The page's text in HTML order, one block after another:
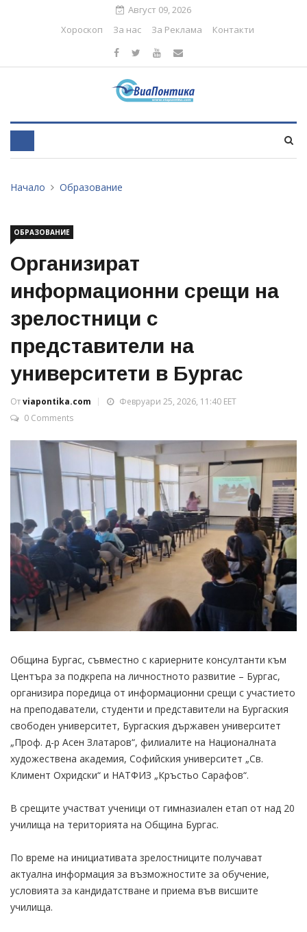
Август 09, 2026
Хороскоп
За нас За Реклама Контакти
Начало Образование
ОБРАЗОВАНИЕ
Организират
информационни срещи на
зрелостници с
представители на
университети в Бургас
Отviapontika.com
Февруари 25, 2026, 11:40 EET
0 Comments
Община Бургас, съвместно с кариерните консултанти към
Центъра за подкрепа на личностното развитие – Бургас,
организира поредица от информационни срещи с участието
на преподаватели, студенти и представители на Бургаския
свободен университет, Бургаския държавен университет
„Проф. д-р Асен Златаров“, филиалите на Националната
художествена академия, Софийския университет „Св.
Климент Охридски“ и НАТФИЗ „Кръстьо Сарафов“.
В срещите участват ученици от гимназиален етап от над 20
училища на територията на Община Бургас.
По време на инициативата зрелостниците получават
актуална информация за възможностите за обучение,
условията за кандидатстване и приема във висшите
училища.